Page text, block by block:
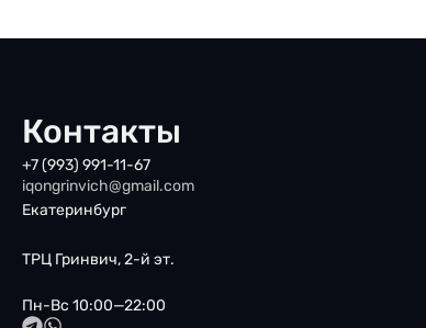
Контакты
+7 (993) 991-11-67
iqongrinvich@gmail.com
Екатеринбург
ТРЦ Гринвич, 2-й эт.
Пн-Вс 10:00—22:00